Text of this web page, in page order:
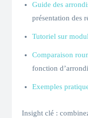
Guide des
présentation des
Tutoriel sur
Comparaison
fonction
Exemples
Insight clé :